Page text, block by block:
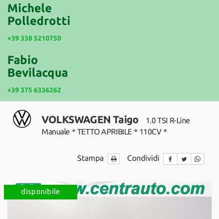
NEWS
Michele
Polledrotti
+39 338 5210750
Fabio
Bevilacqua
+39 375 6336262
VOLKSWAGEN Taigo
1.0 TSI R-Line
Manuale * TETTO APRIBILE * 110CV *
Stampa Condividi
disponibile
tracciamento
che
adottiamo
offrire
funzionalità
e
le
attività
di
seguito
descritte.
sul